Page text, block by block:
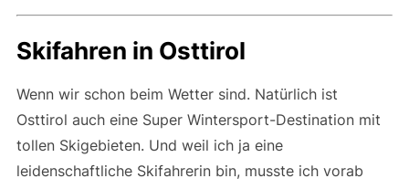
Skifahren in Osttirol
Wenn wir schon beim Wetter sind. Natürlich ist
Osttirol auch eine Super Wintersport-Destination mit
tollen Skigebieten. Und weil ich ja eine
leidenschaftliche Skifahrerin bin, musste ich vorab